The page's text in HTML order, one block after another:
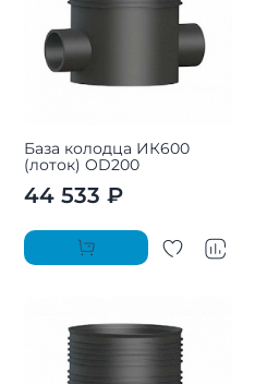
База колодца ИК600
(лоток) OD200
44 533 ₽